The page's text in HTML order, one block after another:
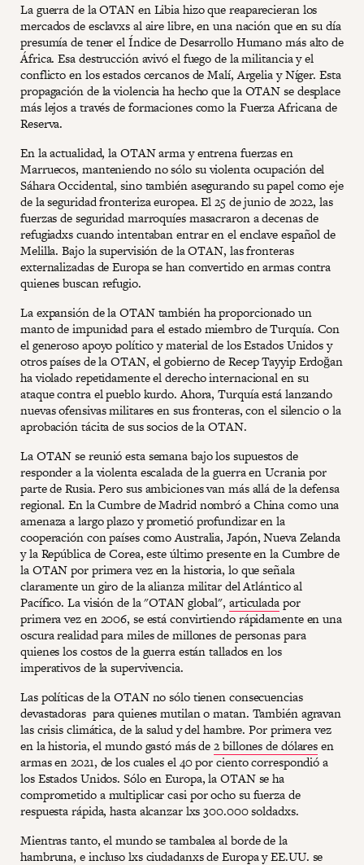
La guerra de la OTAN en Libia hizo que reaparecieran los
mercados de esclavxs al aire libre, en una nación que en su día
presumía de tener el Índice de Desarrollo Humano más alto de
África. Esa destrucción avivó el fuego de la militancia y el
conflicto en los estados cercanos de Malí, Argelia y Níger. Esta
propagación de la violencia ha hecho que la OTAN se desplace
más lejos a través de formaciones como la Fuerza Africana de
Reserva.
En la actualidad, la OTAN arma y entrena fuerzas en
Marruecos, manteniendo no sólo su violenta ocupación del
Sáhara Occidental, sino también asegurando su papel como eje
de la seguridad fronteriza europea. El 25 de junio de 2022, las
fuerzas de seguridad marroquíes masacraron a decenas de
refugiadxs cuando intentaban entrar en el enclave español de
Melilla. Bajo la supervisión de la OTAN, las fronteras
externalizadas de Europa se han convertido en armas contra
quienes buscan refugio.
La expansión de la OTAN también ha proporcionado un
manto de impunidad para el estado miembro de Turquía. Con
el generoso apoyo político y material de los Estados Unidos y
otros países de la OTAN, el gobierno de Recep Tayyip Erdoğan
ha violado repetidamente el derecho internacional en su
ataque contra el pueblo kurdo. Ahora, Turquía está lanzando
nuevas ofensivas militares en sus fronteras, con el silencio o la
aprobación tácita de sus socios de la OTAN.
La OTAN se reunió esta semana bajo los supuestos de
responder a la violenta escalada de la guerra en Ucrania por
parte de Rusia. Pero sus ambiciones van más allá de la defensa
regional. En la Cumbre de Madrid nombró a China como una
amenaza a largo plazo y prometió profundizar en la
cooperación con países como Australia, Japón, Nueva Zelanda
y la República de Corea, este último presente en la Cumbre de
la OTAN por primera vez en la historia, lo que señala
claramente un giro de la alianza militar del Atlántico al
Pacífico. La visión de la "OTAN global", articuladapor
primera vez en 2006, se está convirtiendo rápidamente en una
oscura realidad para miles de millones de personas para
quienes los costos de la guerra están tallados en los
imperativos de la supervivencia.
Las políticas de la OTAN no sólo tienen consecuencias
devastadoras para quienes mutilan o matan. También agravan
las crisis climática, de la salud y del hambre. Por primera vez
en la historia, el mundo gastó más de2 billones de dólaresen
armas en 2021, de los cuales el 40 por ciento correspondió a
los Estados Unidos. Sólo en Europa, la OTAN se ha
comprometido a multiplicar casi por ocho su fuerza de
respuesta rápida, hasta alcanzar lxs 300.000 soldadxs.
Mientras tanto, el mundo se tambalea al borde de la
hambruna, e incluso lxs ciudadanxs de Europa y EE.UU. se